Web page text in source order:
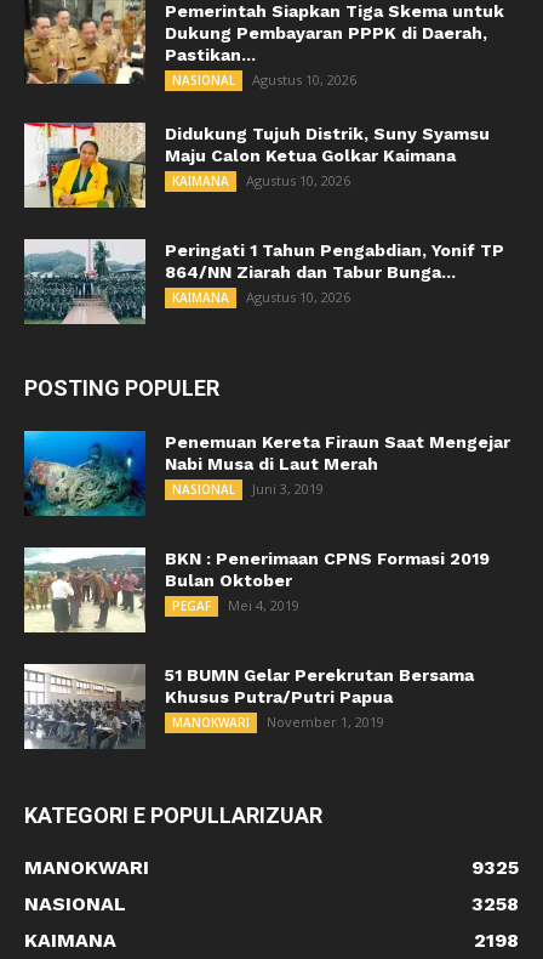
Pemerintah Siapkan Tiga Skema untuk
Dukung Pembayaran PPPK di Daerah,
Pastikan...
NASIONAL Agustus 10, 2026
Didukung Tujuh Distrik, Suny Syamsu
Maju Calon Ketua Golkar Kaimana
KAIMANA Agustus 10, 2026
Peringati 1 Tahun Pengabdian, Yonif TP
864/NN Ziarah dan Tabur Bunga...
KAIMANA Agustus 10, 2026
POSTING POPULER
Penemuan Kereta Firaun Saat Mengejar
Nabi Musa di Laut Merah
NASIONAL Juni 3, 2019
BKN : Penerimaan CPNS Formasi 2019
Bulan Oktober
PEGAF Mei 4, 2019
51 BUMN Gelar Perekrutan Bersama
Khusus Putra/Putri Papua
MANOKWARI November 1, 2019
KATEGORI E POPULLARIZUAR
MANOKWARI
9325
NASIONAL
3258
KAIMANA
2198